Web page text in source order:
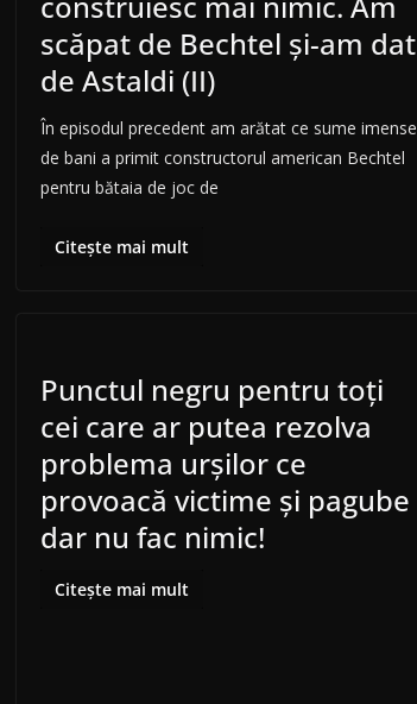
scăpat de Bechtel și-am dat
de Astaldi (II)
În episodul precedent am arătat ce sume imense
de bani a primit constructorul american Bechtel
pentru bătaia de joc de
Citește mai mult
Punctul negru pentru toți
cei care ar putea rezolva
problema urșilor ce
provoacă victime și pagube
dar nu fac nimic!
Citește mai mult